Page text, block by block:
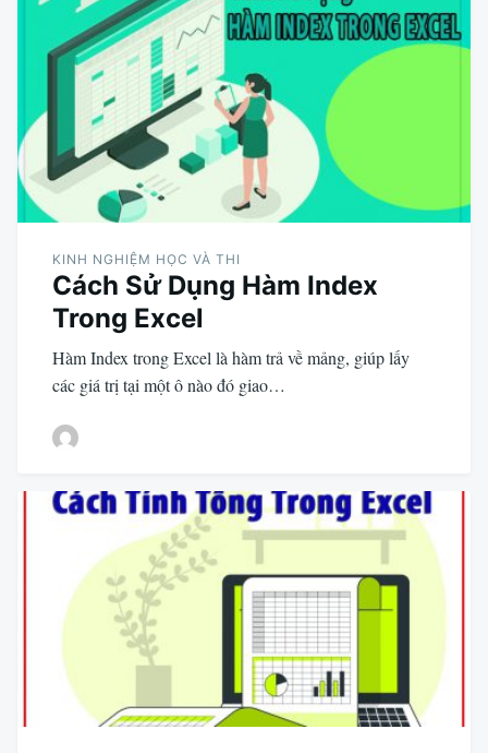
KINH NGHIỆM HỌC VÀ THI
Cách Sử Dụng Hàm Index
Trong Excel
Hàm Index trong Excel là hàm trả về mảng, giúp lấy
các giá trị tại một ô nào đó giao…